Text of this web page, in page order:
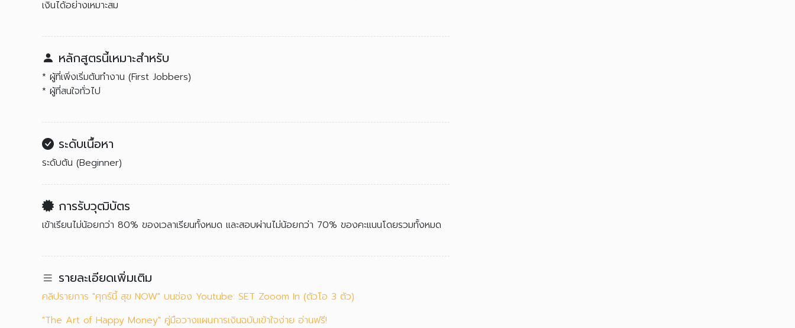
เงินได้อย่างเหมาะสม
หลักสูตรนี้เหมาะสำหรับ
* ผู้ที่เพิ่งเริ่มต้นทำงาน (First Jobbers)
* ผู้ที่สนใจทั่วไป
ระดับเนื้อหา
ระดับต้น (Beginner)
การรับวุฒิบัตร
เข้าเรียนไม่น้อยกว่า 80% ของเวลาเรียนทั้งหมด และสอบผ่านไม่น้อยกว่า 70% ของคะแนนโดยรวมทั้งหมด
รายละเอียดเพิ่มเติม
คลิปรายการ "ศุกร์นี้ สุข NOW" บนช่อง Youtube: SET Zooom In (ตัวโอ 3 ตัว)
"The Art of Happy Money" คู่มือวางแผนการเงินฉบับเข้าใจง่าย อ่านฟรี!